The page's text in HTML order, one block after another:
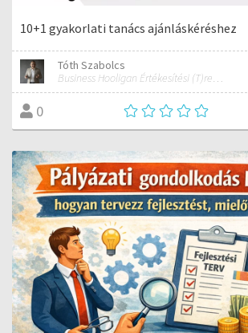
10+1 gyakorlati tanács ajánláskéréshez
Tóth Szabolcs
Business Hooligan Értékesítési (T)rendbontó értékesítési, kommunikációs és hozzáállás tréner
0